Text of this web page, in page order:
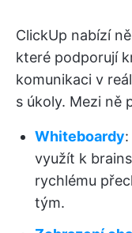
ClickUp nabízí
které podporují
komunikaci v
s úkoly. Mezi ně
Whiteboardy
využít k
rychlému
tým.